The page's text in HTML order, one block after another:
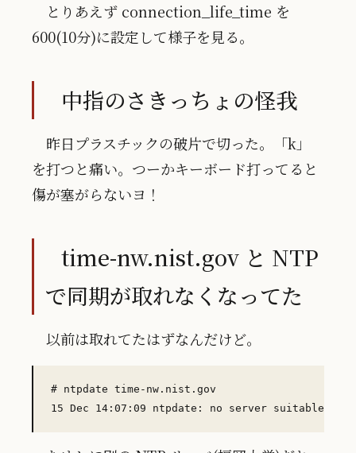
とりあえず connection_life_time を
600(10分)に設定して様子を見る。
中指のさきっちょの怪我
昨日プラスチックの破片で切った。「k」
を打つと痛い。つーかキーボード打ってると
傷が塞がらないヨ！
time-nw.nist.gov と NTP
で同期が取れなくなってた
以前は取れてたはずなんだけど。
# ntpdate time-nw.nist.gov